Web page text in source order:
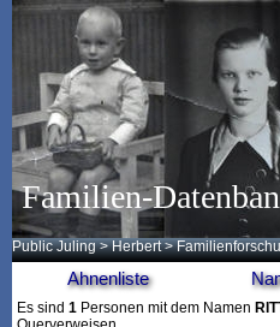
Familien-
Public Juling >Herbert >
Ahnenliste
Es sind 1 Personen mit dem Namen